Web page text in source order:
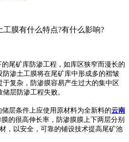
尾矿库防渗工程，如库区狭窄而漫长的
渗土工膜将在尾矿库中形成多的褶皱
于复杂，防渗膜容易产生过大的集中区
层防渗工程失败。
层条件上应使用原材料为全新料的云南
膜的很高伸长率，防渗膜膜上下两层分别
，以安全，可靠的铺设技术提高尾矿池